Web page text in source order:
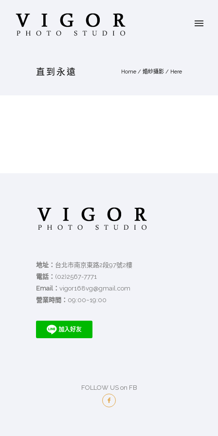
直到永遠 Home / 婚紗攝影 / Here
地址： 台北市南京東路2段97號2樓
電話： (02)2567-7771
Email： vigor168vg@gmail.com
營業時間： 09:00~19:00
FOLLOW US on FB